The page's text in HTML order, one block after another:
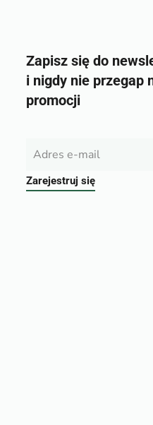
Zapisz się do
i nigdy nie przegap
promocji
Zarejestruj się